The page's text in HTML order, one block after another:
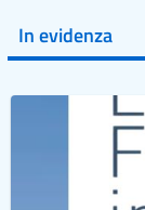
In evidenza